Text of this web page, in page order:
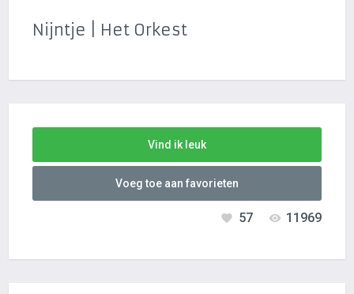
Nijntje | Het Orkest
Vind ik leuk
Voeg toe aan favorieten
11969
57